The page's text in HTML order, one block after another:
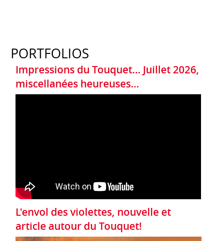
PORTFOLIOS
Impressions du Touquet… Juillet 2026,
miscellanées heureuses…
L'envol des violettes, nouvelle et
article autour du Touquet!